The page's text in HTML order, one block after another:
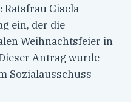
Ratsfrau Gisela
ein, der die
Weihnachtsfeier in
Antrag wurde
Sozialausschuss